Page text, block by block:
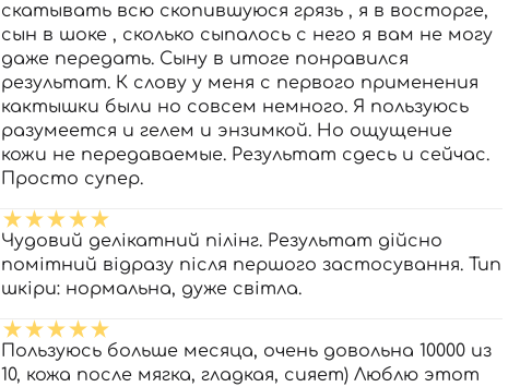
скатывать всю скопившуюся грязь , я в восторге,
сын в шоке , сколько сыпалось с него я вам не могу
даже передать. Сыну в итоге понравился
результат. К слову у меня с первого применения
кактышки были но совсем немного. Я пользуюсь
разумеется и гелем и энзимкой. Но ощущение
кожи не передаваемые. Результат сдесь и сейчас.
Просто супер.
Чудовий делікатний пілінг. Результат дійсно
помітний відразу після першого застосування. Тип
шкіри: нормальна, дуже світла.
Пользуюсь больше месяца, очень довольна 10000 из
10, кожа после мягка, гладкая, сияет) Люблю этот